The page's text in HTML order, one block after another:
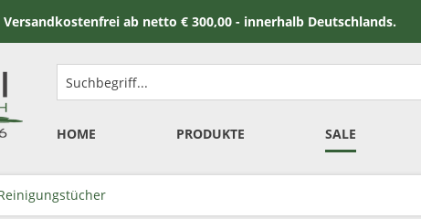
ab netto € 300,00 - innerhalb Deutschlands.
HOME PRODUKTE SALE